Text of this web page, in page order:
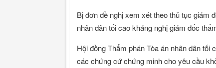
Bị đơn đề nghị xem xét theo thủ tục giám
nhân dân tối cao kháng nghị giám đốc
Hội đồng Thẩm phán Tòa án nhân dân
các chứng cứ chứng minh cho yêu cầu